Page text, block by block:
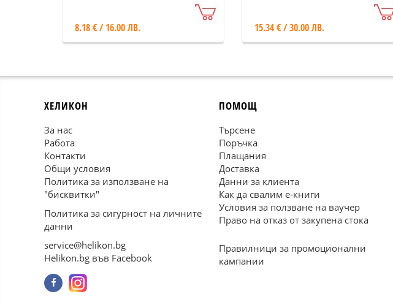
8.18 € / 16.00 ЛВ. 15.34 € / 30.00 ЛВ.
ХЕЛИКОН
За нас
Работа
Контакти
Общи условия
Политика за използване на
"бисквитки"
Политика за сигурност на личните
данни
service@helikon.bg
Helikon.bg във Facebook
ПОМОЩ
Търсене
Поръчка
Плащания
Доставка
Данни за клиента
Как да свалим е-книги
Условия за ползване на ваучер
Право на отказ от закупена стока
Правилници за промоционални
кампании